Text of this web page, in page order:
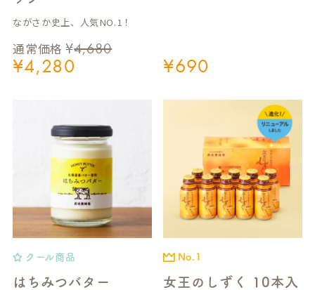
通常価格 ¥4,680
¥4,280
ながさか史上、人気NO.1！
¥690
はちみつバター
クール商品
女王のしずく 10本入
No.1